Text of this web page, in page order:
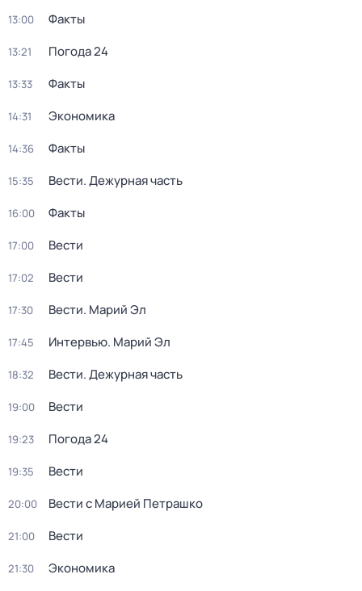
13:00 Факты
13:21 Погода 24
13:33 Факты
14:31 Экономика
14:36 Факты
15:35 Вести. Дежурная часть
16:00 Факты
17:00 Вести
17:02 Вести
17:30 Вести. Марий Эл
17:45 Интервью. Марий Эл
18:32 Вести. Дежурная часть
19:00 Вести
19:23 Погода 24
19:35 Вести
20:00 Вести с Марией Петрашко
21:00 Вести
21:30 Экономика